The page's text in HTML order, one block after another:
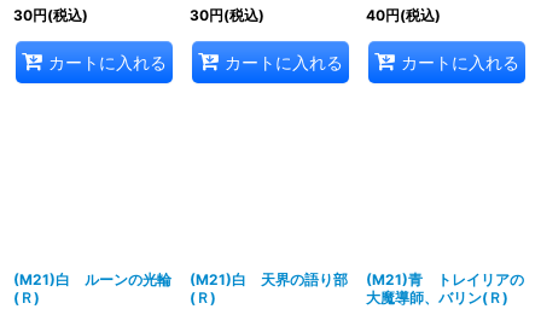
30円(税込)
カートに入れる
30円(税込)
カートに入れる
40円(税込)
カートに入れる
(M21)白 ルーンの光輪
(Ｒ)
(M21)白 天界の語り部
(Ｒ)
(M21)青 トレイリアの
大魔導師、バリン(Ｒ)